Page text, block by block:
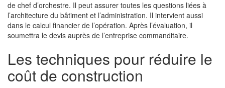
de chef d’orchestre. Il peut assurer toutes les questions liées à
l’architecture du bâtiment et l’administration. Il intervient aussi
dans le calcul financier de l’opération. Après l’évaluation, il
soumettra le devis auprès de l’entreprise commanditaire.
Les techniques pour réduire le
coût de construction